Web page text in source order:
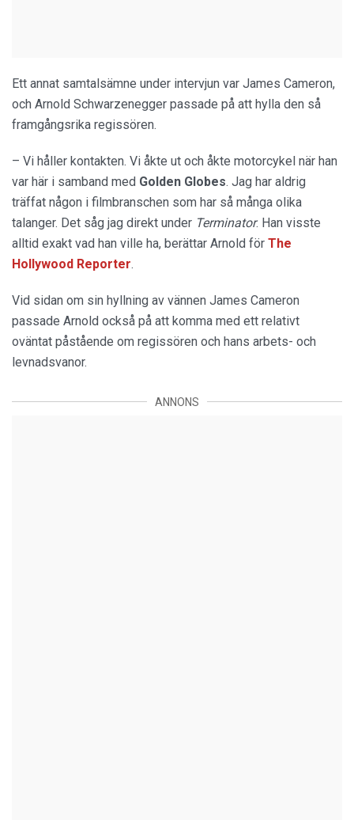
Ett annat samtalsämne under intervjun var James Cameron,
och Arnold Schwarzenegger passade på att hylla den så
framgångsrika regissören.
– Vi håller kontakten. Vi åkte ut och åkte motorcykel när han
var här i samband med Golden Globes. Jag har aldrig
träffat någon i filmbranschen som har så många olika
talanger. Det såg jag direkt under Terminator. Han visste
alltid exakt vad han ville ha, berättar Arnold för The
Hollywood Reporter.
Vid sidan om sin hyllning av vännen James Cameron
passade Arnold också på att komma med ett relativt
oväntat påstående om regissören och hans arbets- och
levnadsvanor.
ANNONS